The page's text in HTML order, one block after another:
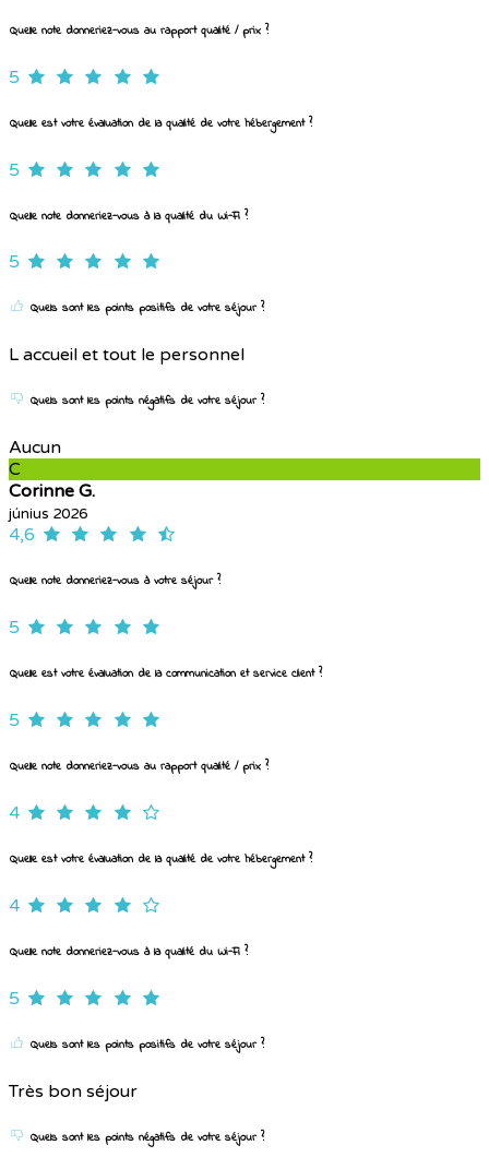
Quelle note donneriez-vous au rapport qualité / prix ?
5
Quelle est votre évaluation de la qualité de votre hébergement ?
5
Quelle note donneriez-vous à la qualité du Wi-Fi ?
5
Quels sont les points positifs de votre séjour ?
L accueil et tout le personnel
Quels sont les points négatifs de votre séjour ?
Aucun
C
Corinne G.
június 2026
4,6
Quelle note donneriez-vous à votre séjour ?
5
Quelle est votre évaluation de la communication et service client ?
5
Quelle note donneriez-vous au rapport qualité / prix ?
4
Quelle est votre évaluation de la qualité de votre hébergement ?
4
Quelle note donneriez-vous à la qualité du Wi-Fi ?
5
Quels sont les points positifs de votre séjour ?
Très bon séjour
Quels sont les points négatifs de votre séjour ?